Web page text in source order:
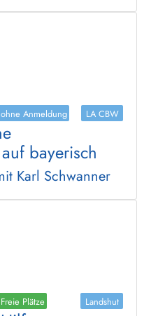
ohne Anmeldung LA CBW
bayerisch
Karl Schwanner
Freie Plätze Landshut